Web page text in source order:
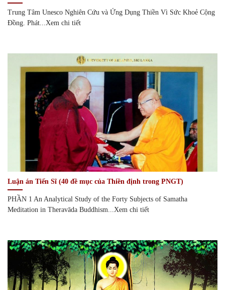
Trung Tâm Unesco Nghiên Cứu và Ứng Dụng Thiền Vì Sức Khoẻ Cộng
Đồng. Phát...Xem chi tiết
Luận án Tiến Sĩ (40 đề mục của Thiền định trong PNGT)
PHẦN 1 An Analytical Study of the Forty Subjects of Samatha
Meditation in Theravāda Buddhism...Xem chi tiết